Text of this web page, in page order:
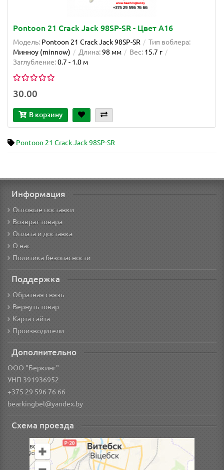
Pontoon 21 Crack Jack 98SP-SR - Цвет A16
Модель: Pontoon 21 Crack Jack 98SP-SR
Тип воблера:
Минноу (minnow)
Длина:98 мм Вес: 15.7 г
Заглубление:0.7 - 1.0 м
30.00
В корзину
Pontoon 21 Crack Jack 98SP-SR
Информация
Оптовые поставки
Возврат товара
Оплата и доставка
О нас
Политика безопасности
Поддержка
Обратная связь
Вернуть товар
Карта сайта
Производители
Дополнительно
ООО "Беркинг"
УНП 391936952
+375 29 596 76 66
bearkingbel@yandex.by
Схема проезда